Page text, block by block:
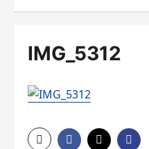
IMG_5312